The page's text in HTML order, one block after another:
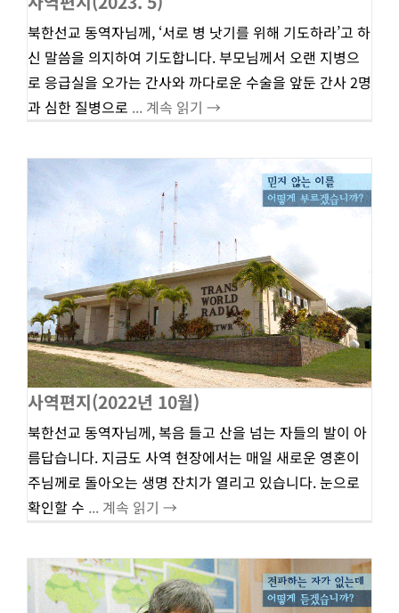
북한선교 동역자님께, ‘서로 병 낫기를 위해 기도하라’고 하
신 말씀을 의지하여 기도합니다. 부모님께서 오랜 지병으
로 응급실을 오가는 간사와 까다로운 수술을 앞둔 간사 2명
과 심한 질병으로 ... 계속 읽기 →
사역편지(2022년 10월)
북한선교 동역자님께, 복음 들고 산을 넘는 자들의 발이 아
름답습니다. 지금도 사역 현장에서는 매일 새로운 영혼이
주님께로 돌아오는 생명 잔치가 열리고 있습니다. 눈으로
확인할 수 ... 계속 읽기 →